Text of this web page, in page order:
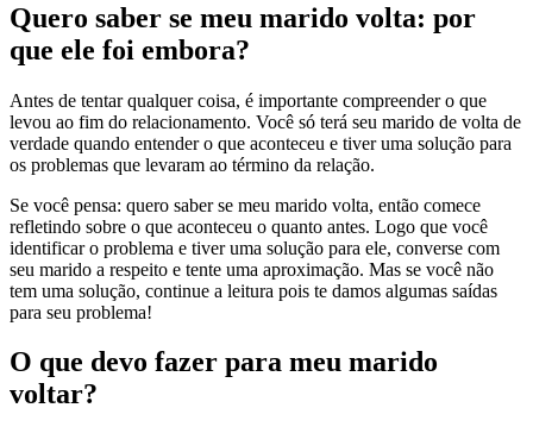
Quero saber se meu marido volta: por
que ele foi embora?
Antes de tentar qualquer coisa, é importante compreender o que
levou ao fim do relacionamento. Você só terá seu marido de volta de
verdade quando entender o que aconteceu e tiver uma solução para
os problemas que levaram ao término da relação.
Se você pensa: quero saber se meu marido volta, então comece
refletindo sobre o que aconteceu o quanto antes. Logo que você
identificar o problema e tiver uma solução para ele, converse com
seu marido a respeito e tente uma aproximação. Mas se você não
tem uma solução, continue a leitura pois te damos algumas saídas
para seu problema!
O que devo fazer para meu marido
voltar?